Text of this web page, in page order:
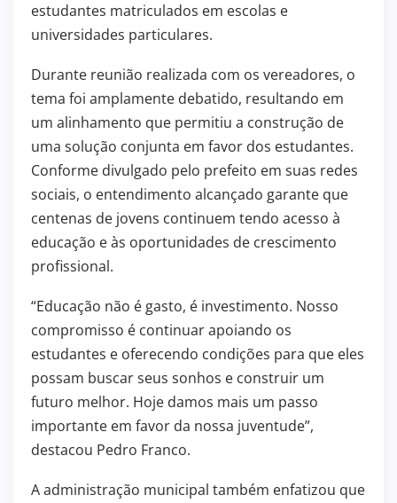
estudantes matriculados em escolas e
universidades particulares.
Durante reunião realizada com os vereadores, o
tema foi amplamente debatido, resultando em
um alinhamento que permitiu a construção de
uma solução conjunta em favor dos estudantes.
Conforme divulgado pelo prefeito em suas redes
sociais, o entendimento alcançado garante que
centenas de jovens continuem tendo acesso à
educação e às oportunidades de crescimento
profissional.
“Educação não é gasto, é investimento. Nosso
compromisso é continuar apoiando os
estudantes e oferecendo condições para que eles
possam buscar seus sonhos e construir um
futuro melhor. Hoje damos mais um passo
importante em favor da nossa juventude”,
destacou Pedro Franco.
A administração municipal também enfatizou que